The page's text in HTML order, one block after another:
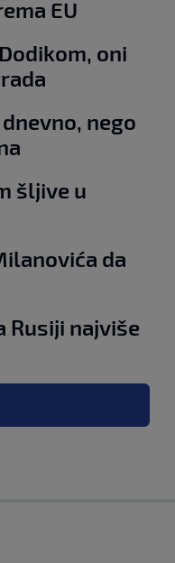
EU
oni
nego
šljive u
da
Rusiji najviše